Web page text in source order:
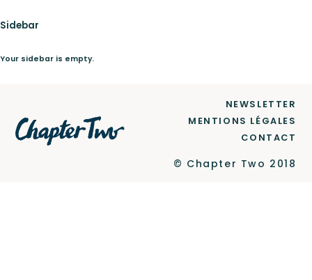
Le Label
Contact
Sidebar
Your sidebar is empty.
NEWSLETTER
MENTIONS LÉGALES
CONTACT
© Chapter Two 2018